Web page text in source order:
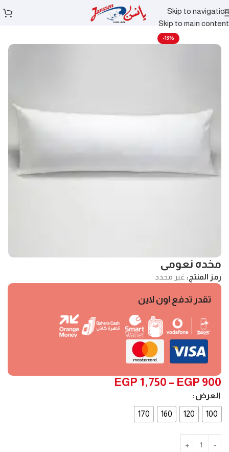
Skip to navigation
Skip to main content
الرئيسية مخدات
-13%
مخده نعومى
رمز المنتج: غير محدد
تقدر تدفع اون لاين
EGP 900
–
EGP 1,750
العرض
100
120
160
170